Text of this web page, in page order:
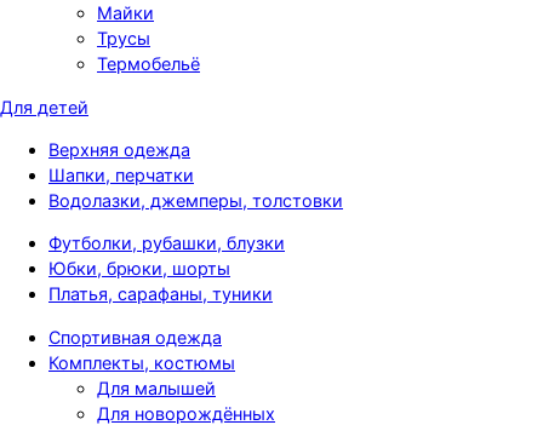
Майки
Трусы
Термобельё
Для детей
Верхняя одежда
Шапки, перчатки
Водолазки, джемперы, толстовки
Футболки, рубашки, блузки
Юбки, брюки, шорты
Платья, сарафаны, туники
Спортивная одежда
Комплекты, костюмы
Для малышей
Для новорождённых